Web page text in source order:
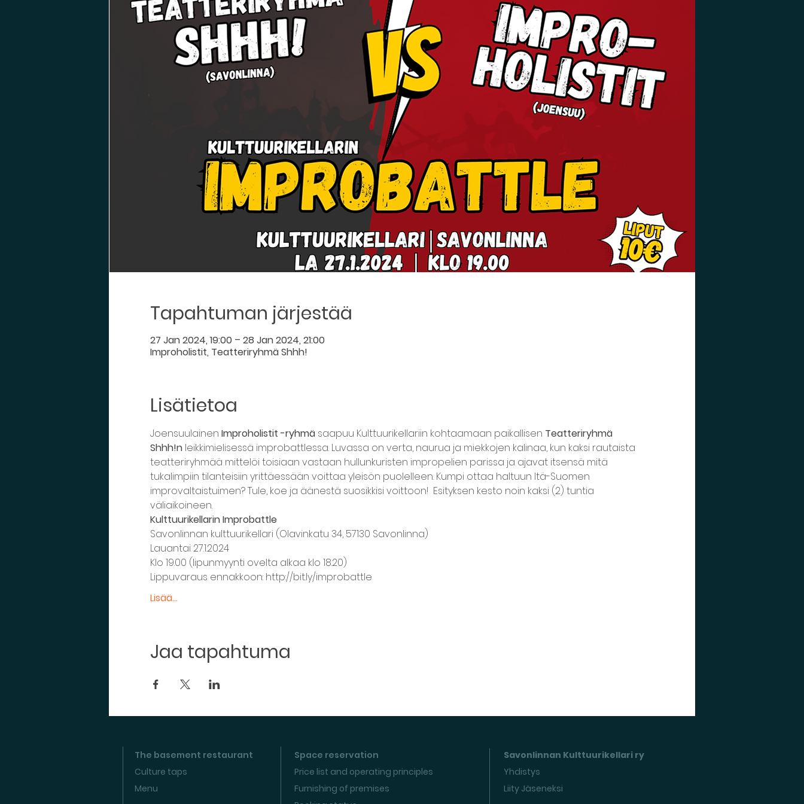
Tapahtuman järjestää
27 Jan 2024, 19:00 – 28 Jan 2024, 21:00
Improholistit, Teatteriryhmä Shhh!
Lisätietoa
Joensuulainen Improholistit -ryhmä saapuu Kulttuurikellariin kohtaamaan paikallisen Teatteriryhmä
Shhh!n leikkimielisessä improbattlessa. Luvassa on verta, naurua ja miekkojen kalinaa, kun kaksi rautaista
teatteriryhmää mittelöi toisiaan vastaan hullunkuristen impropelien parissa ja ajavat itsensä mitä
tukalimpiin tilanteisiin yrittäessään voittaa yleisön puolelleen. Kumpi ottaa haltuun Itä-Suomen
improvaltaistuimen? Tule, koe ja äänestä suosikkisi voittoon!  Esityksen kesto noin kaksi (2) tuntia
väliaikoineen.
Kulttuurikellarin Improbattle
Savonlinnan kulttuurikellari (Olavinkatu 34, 57130 Savonlinna)
Lauantai 27.1.2024
Klo 19.00 (lipunmyynti ovelta alkaa klo 18.20)
Lippuvaraus ennakkoon: http://bit.ly/improbattle
Lisää...
Jaa tapahtuma
The basement restaurant
Culture taps
Menu
Space reservation
Price list and operating principles
Furnishing of premises
Savonlinnan Kulttuurikellari ry
Yhdistys
Liity Jäseneksi